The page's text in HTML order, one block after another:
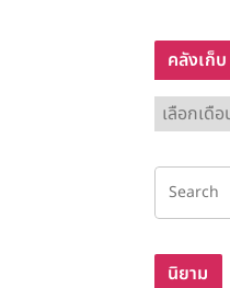
คลังเก็บ
ลั
ง
ก็
นิยาม